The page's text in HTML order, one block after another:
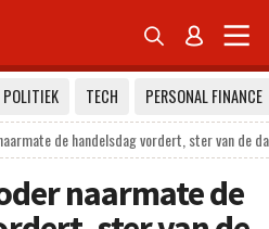
 
POLITIEK TECH
PERSONAL FINANCE
de handelsdag vordert, ster van de
naarmate de